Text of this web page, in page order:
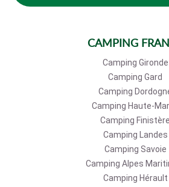
CAMPING
Camping Gironde
Camping Gard
Camping
Camping Haute-
Camping Finistère
Camping Landes
Camping Savoie
Camping Alpes
Camping Hérault